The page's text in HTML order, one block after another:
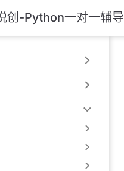
创-Python一对一辅导